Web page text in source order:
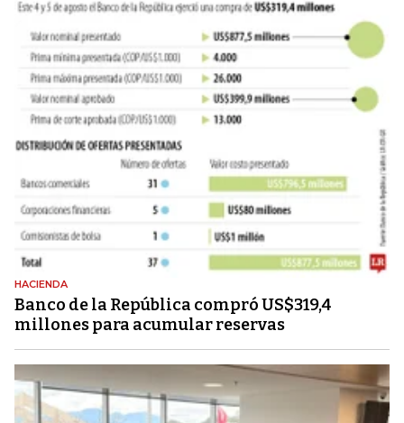
HACIENDA
Banco de la República compró US$319,4
millones para acumular reservas